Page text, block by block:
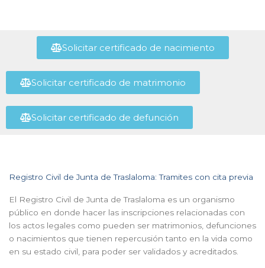
Solicitar certificado de nacimiento
Solicitar certificado de matrimonio
Solicitar certificado de defunción
Registro Civil de Junta de Traslaloma: Tramites con cita previa
El Registro Civil de Junta de Traslaloma es un organismo
público en donde hacer las inscripciones relacionadas con
los actos legales como pueden ser matrimonios, defunciones
o nacimientos que tienen repercusión tanto en la vida como
en su estado civil, para poder ser validados y acreditados.